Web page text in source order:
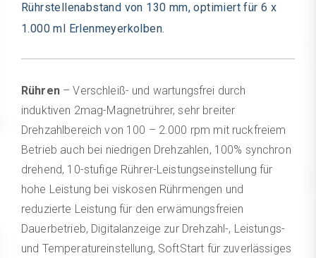
Rührstellenabstand von 130 mm, optimiert für 6 x
1.000 ml Erlenmeyerkolben.
Rühren– Verschleiß- und wartungsfrei durch
induktiven 2mag-Magnetrührer, sehr breiter
Drehzahlbereich von 100 – 2.000 rpm mit ruckfreiem
Betrieb auch bei niedrigen Drehzahlen, 100% synchron
drehend, 10-stufige Rührer-Leistungseinstellung für
hohe Leistung bei viskosen Rührmengen und
reduzierte Leistung für den erwämungsfreien
Dauerbetrieb, Digitalanzeige zur Drehzahl-, Leistungs-
und Temperatureinstellung, SoftStart für zuverlässiges